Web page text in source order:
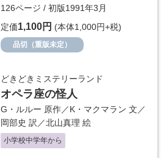
126ページ / 初版1991年3月
定価1,100円 (本体1,000円+税)
品切（重版未定）
どきどきミステリーランド
オペラ座の怪人
G・ルルー 原作／K・マクマラン 文／
岡部史 訳／北山真理 絵
小学校中学年から